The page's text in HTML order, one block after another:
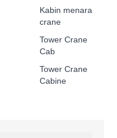
Kabin menara
crane
Tower Crane
Cab
Tower Crane
Cabine